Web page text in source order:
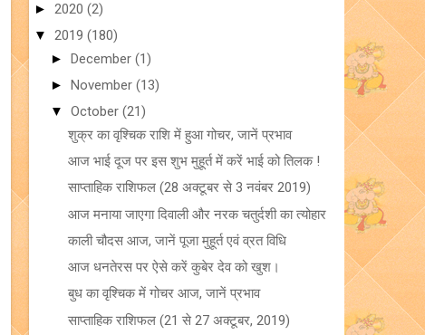
► 2020 (2)
▼ 2019 (180)
► December (1)
► November (13)
▼ October (21)
शुक्र का वृश्चिक राशि में हुआ गोचर, जानें प्रभाव
आज भाई दूज पर इस शुभ मुहूर्त में करें भाई को तिलक !
साप्ताहिक राशिफल (28 अक्टूबर से 3 नवंबर 2019)
आज मनाया जाएगा दिवाली और नरक चतुर्दशी का त्योहार
काली चौदस आज, जानें पूजा मुहूर्त एवं व्रत विधि
आज धनतेरस पर ऐसे करें कुबेर देव को खुश।
बुध का वृश्चिक में गोचर आज, जानें प्रभाव
साप्ताहिक राशिफल (21 से 27 अक्टूबर, 2019)